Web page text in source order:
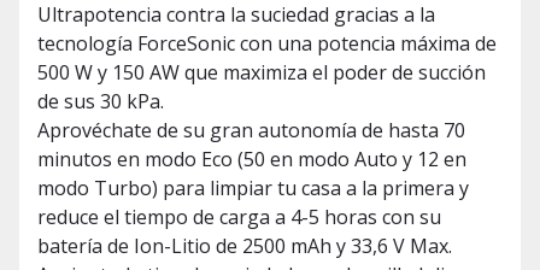
Ultrapotencia contra la suciedad gracias a la
tecnología ForceSonic con una potencia máxima de
500 W y 150 AW que maximiza el poder de succión
de sus 30 kPa.
Aprovéchate de su gran autonomía de hasta 70
minutos en modo Eco (50 en modo Auto y 12 en
modo Turbo) para limpiar tu casa a la primera y
reduce el tiempo de carga a 4-5 horas con su
batería de Ion-Litio de 2500 mAh y 33,6 V Max.